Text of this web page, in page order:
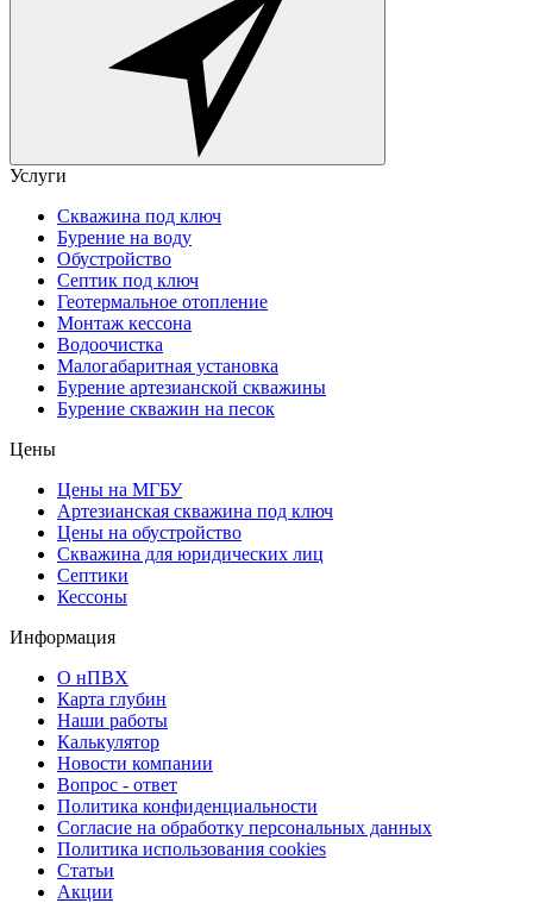
Услуги
Скважина под ключ
Бурение на воду
Обустройство
Септик под ключ
Геотермальное отопление
Монтаж кессона
Водоочистка
Малогабаритная установка
Бурение артезианской скважины
Бурение скважин на песок
Цены
Цены на МГБУ
Артезианская скважина под ключ
Цены на обустройство
Скважина для юридических лиц
Септики
Кессоны
Информация
О нПВХ
Карта глубин
Наши работы
Калькулятор
Новости компании
Вопрос - ответ
Политика конфиденциальности
Согласие на обработку персональных данных
Политика использования cookies
Статьи
Акции